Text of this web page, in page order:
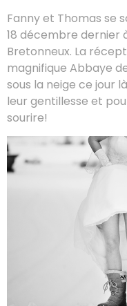
Fanny et Thomas se
18 décembre dernier
Bretonneux. La
magnifique Abbaye
sous la neige ce jour
leur gentillesse et
sourire!